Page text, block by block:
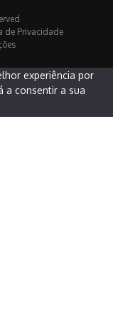
de Privacidade
experiência por
a consentir a sua